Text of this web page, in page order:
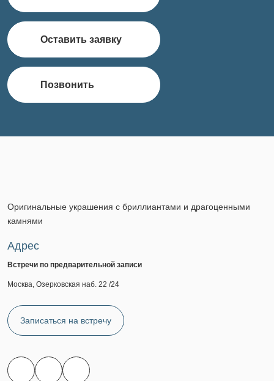
Оставить заявку
Позвонить
Оригинальные украшения с бриллиантами и драгоценными
камнями
Адрес
Встречи по предварительной записи
Москва, Озерковская наб. 22 /24
Записаться на встречу